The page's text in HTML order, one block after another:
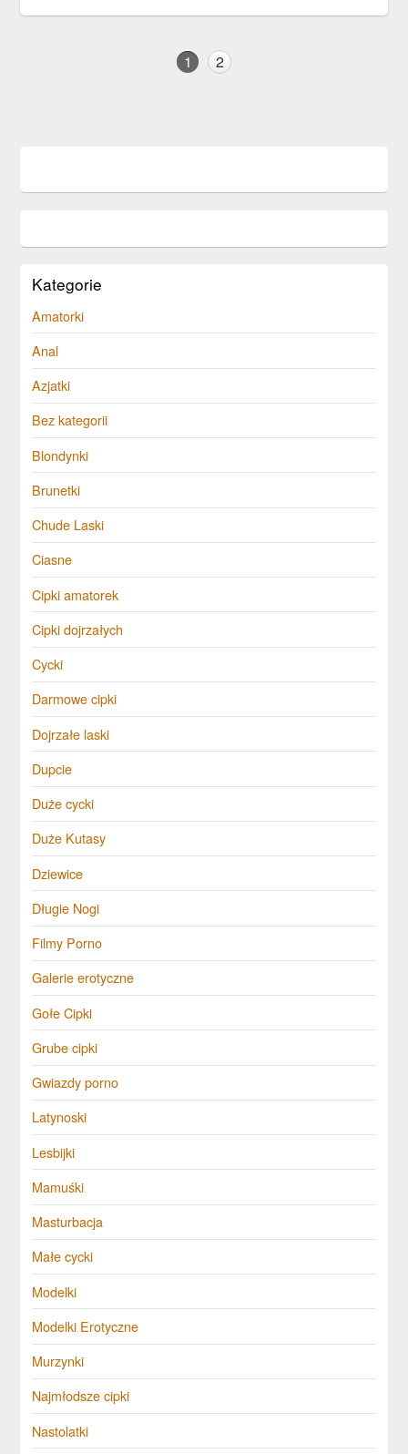
1 2
Kategorie
Amatorki
Anal
Azjatki
Bez kategorii
Blondynki
Brunetki
Chude Laski
Ciasne
Cipki amatorek
Cipki dojrzałych
Cycki
Darmowe cipki
Dojrzałe laski
Dupcie
Duże cycki
Duże Kutasy
Dziewice
Długie Nogi
Filmy Porno
Galerie erotyczne
Gołe Cipki
Grube cipki
Gwiazdy porno
Latynoski
Lesbijki
Mamuśki
Masturbacja
Małe cycki
Modelki
Modelki Erotyczne
Murzynki
Najmłodsze cipki
Nastolatki